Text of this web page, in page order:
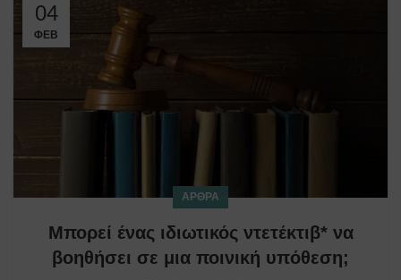
04
ΦΕΒ
ΆΡΘΡΑ
Μπορεί ένας ιδιωτικός ντετέκτιβ* να
βοηθήσει σε μια ποινική υπόθεση;